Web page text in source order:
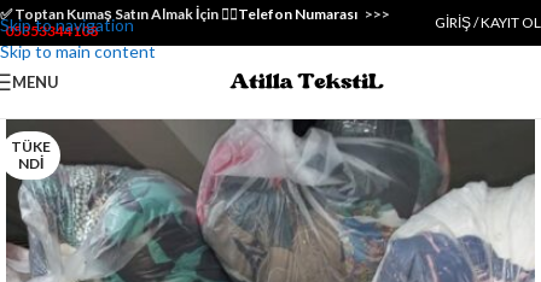
Skip to navigation
Skip to main content
✅️ Toptan Kumaş Satın Almak İçin 👇🏻Telefon Numarası >>>
05353344108
GIRIŞ / KAYIT OL
MENU
TÜKE
NDI